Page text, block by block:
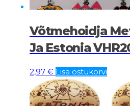
Võtmehoidja
Ja Estonia
2,97 € Lisa ostukorvi